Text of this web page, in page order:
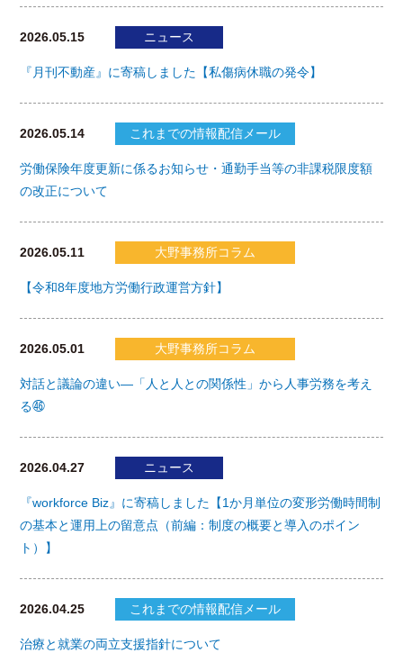
2026.05.15 ニュース
『月刊不動産』に寄稿しました【私傷病休職の発令】
2026.05.14 これまでの情報配信メール
労働保険年度更新に係るお知らせ・通勤手当等の非課税限度額
の改正について
2026.05.11 大野事務所コラム
【令和8年度地方労働行政運営方針】
2026.05.01 大野事務所コラム
対話と議論の違い―「人と人との関係性」から人事労務を考え
る㊻
2026.04.27 ニュース
『workforce Biz』に寄稿しました【1か月単位の変形労働時間制
の基本と運用上の留意点（前編：制度の概要と導入のポイン
ト）】
2026.04.25 これまでの情報配信メール
治療と就業の両立支援指針について